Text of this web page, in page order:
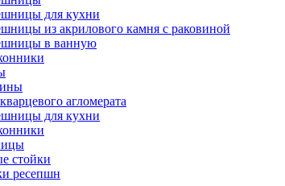
для кухни
из акрилового камня с раковиной
в ванную
агломерата
для кухни
стойки
ресепшн